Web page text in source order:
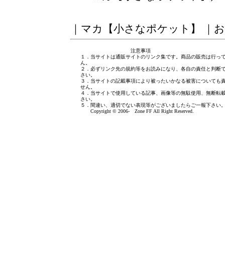
｜ マカ【小さなポケット】 ｜
注意事項
１．当サイトは通販サイトのリンク集です。商品の販売は行っ
ん。
２．必ずリンク先の規約等をお読みになり、各自の責任と判断
さい。
３．当サイトの記載事項により被ったいかなる被害についても
せん。
４．当サイトで使用している記事、画像等の無駄使用、無断転
さい。
５．間違い、適切でない表現等がございましたら ご一報下さい
Copyright © 2006- Zone FF All Right Reserved.